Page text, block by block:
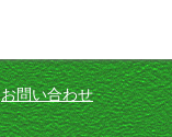
お問い合わせ